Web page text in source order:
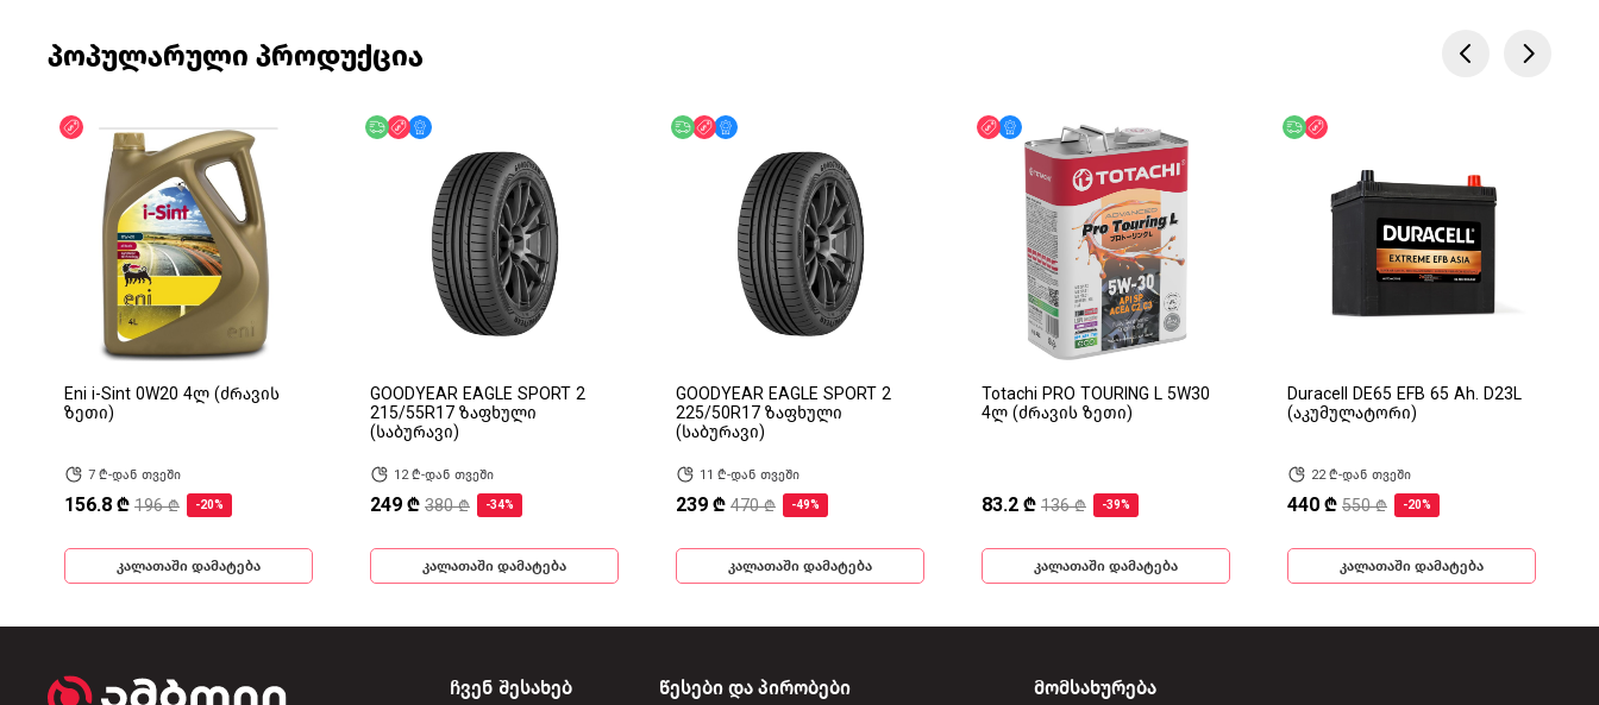
პოპულარული პროდუქცია
ფასდაკლება
Eni i-Sint 0W20 4ლ (ძრავის
ზეთი)
7 ₾-დან თვეში
156.8 ₾ 196 ₾ -20%
კალათაში დამატება
უფასო მიწოდება
ფასდაკლება
GOODYEAR EAGLE SPORT 2
215/55R17 ზაფხული
(საბურავი)
12 ₾-დან თვეში
249 ₾ 380 ₾ -34%
კალათაში დამატება
უფასო მიწოდება
ფასდაკლება
GOODYEAR EAGLE SPORT 2
225/50R17 ზაფხული
(საბურავი)
11 ₾-დან თვეში
239 ₾ 470 ₾ -49%
კალათაში დამატება
ფასდაკლება
მხოლოდ ონლაინ
Totachi PRO TOURING L 5W30
4ლ (ძრავის ზეთი)
83.2 ₾ 136 ₾ -39%
კალათაში დამატება
უფასო მიწოდება
Duracell DE65 EFB 65 Ah. D23L
(აკუმულატორი)
22 ₾-დან თვეში
440 ₾ 550 ₾ -20%
კალათაში დამატება
ჩვენ შესახებ წესები და პირობები მომსახურება